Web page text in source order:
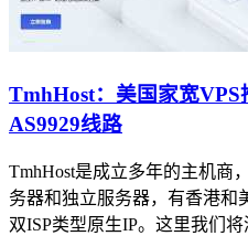
TmhHost：美国家宽
AS9929线路
TmhHost是成立多年的主机商
务器和独立服务器，有香港和
双ISP类型原生IP。这里我们